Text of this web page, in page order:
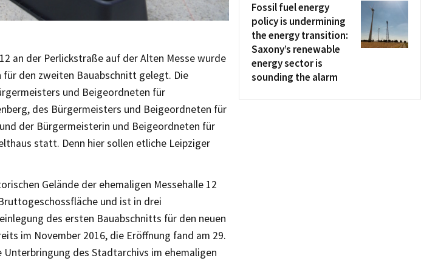
an der Perlickstraße auf der Alten Messe wurde
für den zweiten Bauabschnitt gelegt. Die
und Beigeordneten für
des Bürgermeisters und Beigeordneten für
der Bürgermeisterin und Beigeordneten für
statt. Denn hier sollen etliche Leipziger
Gelände der ehemaligen Messehalle 12
und ist in drei
des ersten Bauabschnitts für den neuen
im November 2016, die Eröffnung fand am 29.
des Stadtarchivs im ehemaligen
Fossil fuel energy
policy is undermining
the energy transition:
Saxony’s renewable
energy sector is
sounding the alarm